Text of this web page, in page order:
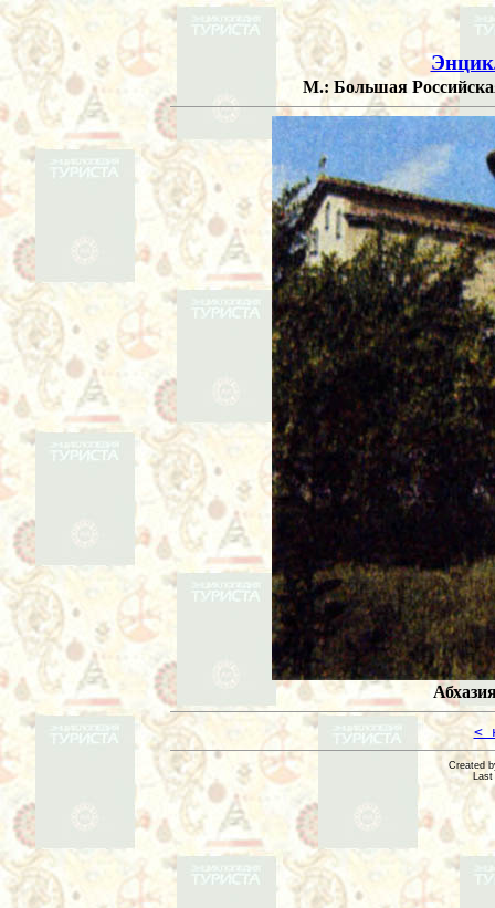
М.: Большая
<
Created
Last